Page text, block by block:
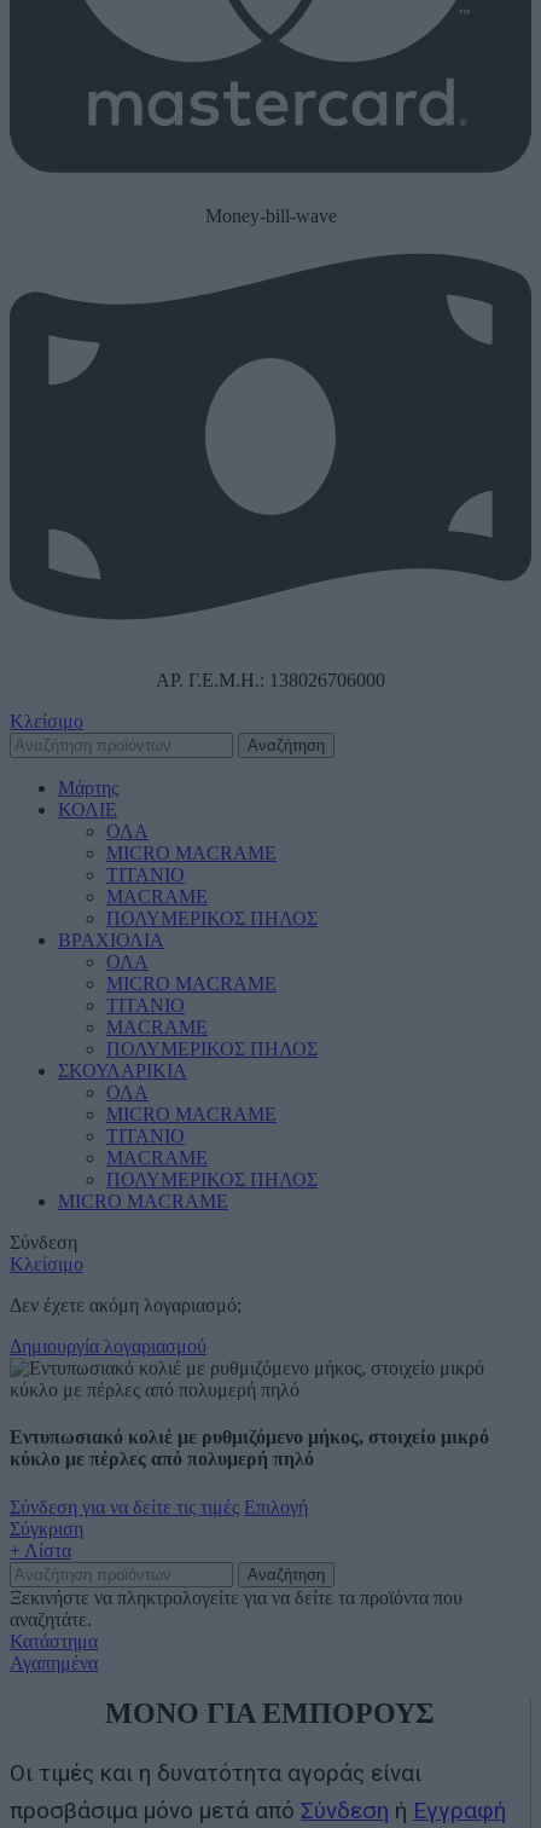
Money-bill-wave
ΑΡ. Γ.Ε.Μ.Η.: 138026706000
Κλείσιμο
Αναζήτηση
Μάρτης
ΚΟΛΙΕ
ΟΛΑ
MICRO MACRAME
ΤΙΤΑΝΙΟ
MACRAME
ΠΟΛΥΜΕΡΙΚΟΣ ΠΗΛΟΣ
ΒΡΑΧΙΟΛΙΑ
ΟΛΑ
MICRO MACRAME
ΤΙΤΑΝΙΟ
MACRAME
ΠΟΛΥΜΕΡΙΚΟΣ ΠΗΛΟΣ
ΣΚΟΥΛΑΡΙΚΙΑ
ΟΛΑ
MICRO MACRAME
ΤΙΤΑΝΙΟ
MACRAME
ΠΟΛΥΜΕΡΙΚΟΣ ΠΗΛΟΣ
MICRO MACRAME
Σύνδεση
Κλείσιμο
Δεν έχετε ακόμη λογαριασμό;
Δημιουργία λογαριασμού
Εντυπωσιακό κολιέ με ρυθμιζόμενο μήκος, στοιχείο μικρό
κύκλο με πέρλες από πολυμερή πηλό
Σύνδεση για να δείτε τις τιμές Επιλογή
Σύγκριση
+ Λίστα
Αναζήτηση
Ξεκινήστε να πληκτρολογείτε για να δείτε τα προϊόντα που
αναζητάτε.
Κατάστημα
Αγαπημένα
ΜΟΝΟ ΓΙΑ ΕΜΠΟΡΟΥΣ
Οι τιμές και η δυνατότητα αγοράς είναι
προσβάσιμα μόνο μετά από Σύνδεση ή Εγγραφή